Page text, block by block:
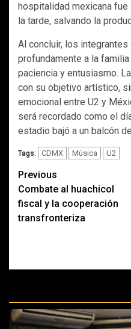
hospitalidad mexicana
la tarde, salvando la
Al concluir, los integrantes
profundamente a la
paciencia y entusiasmo.
con su objetivo artístico,
emocional entre U2 y
será recordado como el
estadio bajó a un balcón
Tags: CDMX Música U2
Post
navigation
Previous
Combate al huachicol
fiscal y la cooperación
transfronteriza